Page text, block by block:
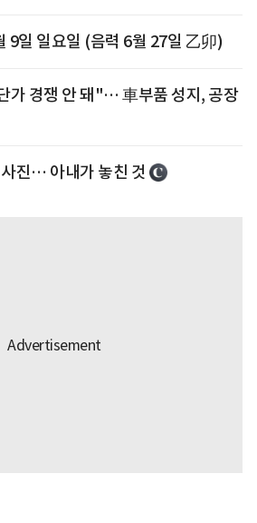
9일 일요일 (음력 6월 27일 乙卯)
가 경쟁 안 돼"… 車부품 성지, 공장
진… 아내가 놓친 것